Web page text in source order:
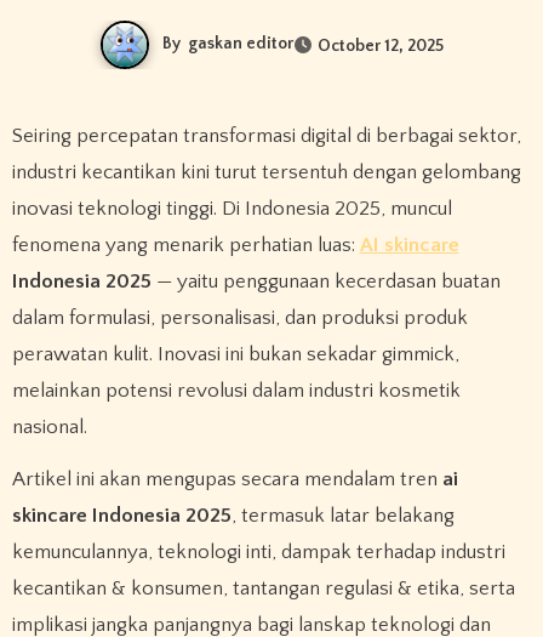
By gaskan editor October 12, 2025
Seiring percepatan transformasi digital di berbagai sektor,
industri kecantikan kini turut tersentuh dengan gelombang
inovasi teknologi tinggi. Di Indonesia 2025, muncul
fenomena yang menarik perhatian luas: AI skincare
Indonesia 2025 — yaitu penggunaan kecerdasan buatan
dalam formulasi, personalisasi, dan produksi produk
perawatan kulit. Inovasi ini bukan sekadar gimmick,
melainkan potensi revolusi dalam industri kosmetik
nasional.
Artikel ini akan mengupas secara mendalam tren ai
skincare Indonesia 2025, termasuk latar belakang
kemunculannya, teknologi inti, dampak terhadap industri
kecantikan & konsumen, tantangan regulasi & etika, serta
implikasi jangka panjangnya bagi lanskap teknologi dan